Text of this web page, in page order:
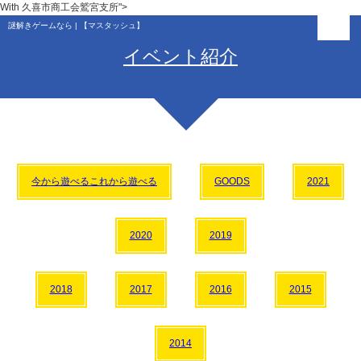
With 久喜市商工会鷲宮支所">
謎解きゲームなら | 【マスタッシュ】
イベント紹介
今から遊べるこれから遊べる GOODS 2021
2020 2019
2018 2017 2016 2015
2014